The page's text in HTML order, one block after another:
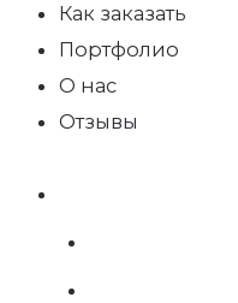
Как заказать
Портфолио
О нас
Отзывы